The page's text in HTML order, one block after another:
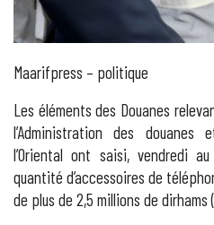
Maarifpress – politique
Les éléments des Douanes
l’Administration des
l’Oriental ont saisi, vendredi
quantité d’accessoires de
de plus de 2,5 millions de dirhams